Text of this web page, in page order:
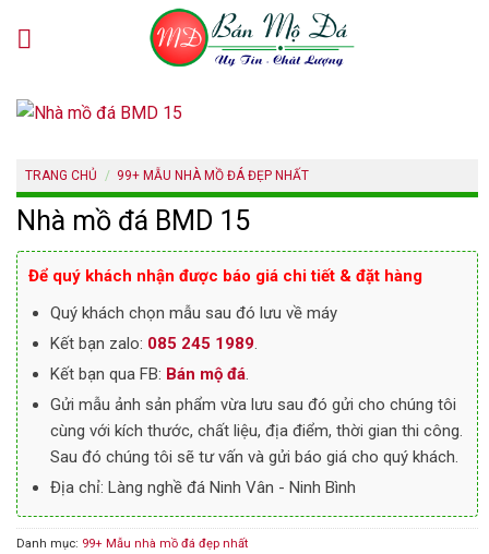
TRANG CHỦ / 99+ MẪU NHÀ MỒ ĐÁ ĐẸP NHẤT
Nhà mồ đá BMD 15
Để quý khách nhận được báo giá chi tiết & đặt hàng
Quý khách chọn mẫu sau đó lưu về máy
Kết bạn zalo: 085 245 1989.
Kết bạn qua FB: Bán mộ đá.
Gửi mẫu ảnh sản phẩm vừa lưu sau đó gửi cho chúng tôi
cùng với kích thước, chất liệu, địa điểm, thời gian thi công.
Sau đó chúng tôi sẽ tư vấn và gửi báo giá cho quý khách.
Địa chỉ: Làng nghề đá Ninh Vân - Ninh Bình
Danh mục: 99+ Mẫu nhà mồ đá đẹp nhất